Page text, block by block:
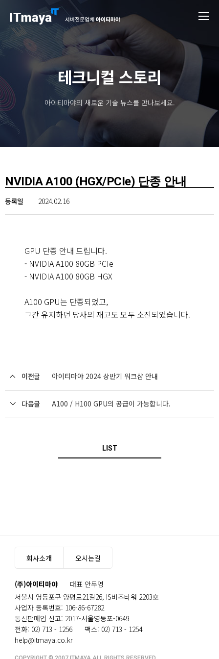
테크니컬 스토리
아이티마야의 새로운 기술 뉴스를 만나보세요.
NVIDIA A100 (HGX/PCIe) 단종 안내
등록일 2024.02.16
GPU 단종 안내 드립니다.
- NVIDIA A100 80GB PCIe
- NVIDIA A100 80GB HGX
A100 GPU는 단종되었고,
그간 유지하던 당사의 재고도 모두 소진되었습니다.
이전글 아이티마야 2024 상반기 워크샵 안내
다음글 A100 / H100 GPU의 공급이 가능합니다.
LIST
회사소개 오시는길
(주)아이티마야
대표 안두영
서울시 영등포구 양평로21길26, IS비즈타워 2203호
사업자 등록번호: 106-86-67282
통신판매업 신고: 2017-서울영등포-0649
전화: 02) 713 - 1256
팩스: 02) 713 - 1254
help@itmaya.co.kr